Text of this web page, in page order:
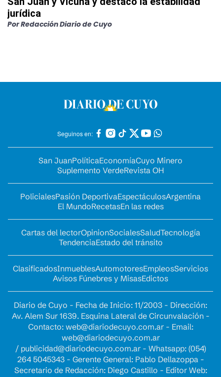
jurídica
PorRedacción Diario de Cuyo
Seguinos en:
San JuanPolíticaEconomíaCuyo Minero
Suplemento VerdeRevista OH
PolicialesPasión DeportivaEspectáculosArgentina
El MundoRecetasEn las redes
Cartas del lectorOpinionSocialesSaludTecnología
TendenciaEstado del tránsito
ClasificadosInmueblesAutomotoresEmpleosServicios
Avisos Fúnebres y MisasEdictos
Diario de Cuyo - Fecha de Inicio: 11/2003 - Dirección:
Av. Alem Sur 1639. Esquina Lateral de Circunvalación -
Contacto: web@diariodecuyo.com.ar- Email:
web@diariodecuyo.com.ar
/ publicidad@diariodecuyo.com.ar- Whatsapp: (054)
264 5045343 - Gerente General: Pablo Dellazoppa -
Secretario de Redacción: Diego Castillo - Editor Web: